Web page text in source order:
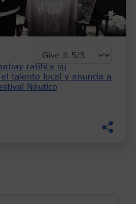
ratifica su
talento local y anuncia a
Náutico